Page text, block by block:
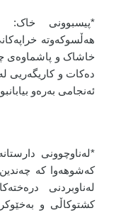
*پیسبوونی خاک:
هەڵسوکەوتە
خاشاک و پاشماوەی
دەکات و کاریگەریی
ئەنجامی بەرەو
*لەناوچوونی
کەشوهەوا کە
لەناوبردنی
کشتوکاڵی و